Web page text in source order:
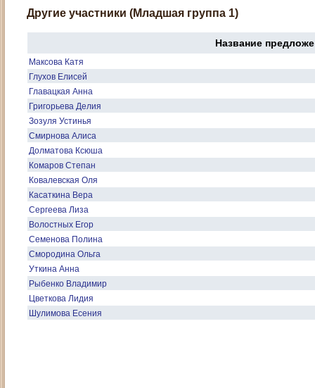
Другие участники (Младшая группа 1)
Название
Максова Катя
Глухов Елисей
Главацкая Анна
Григорьева Делия
Зозуля Устинья
Смирнова Алиса
Долматова Ксюша
Комаров Степан
Ковалевская Оля
Касаткина Вера
Сергеева Лиза
Волостных Егор
Семенова Полина
Смородина Ольга
Уткина Анна
Рыбенко Владимир
Цветкова Лидия
Шулимова Есения